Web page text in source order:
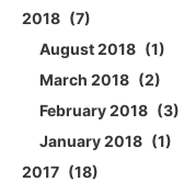
2018
7
August 2018
1
March 2018
2
February 2018
3
January 2018
1
2017
18